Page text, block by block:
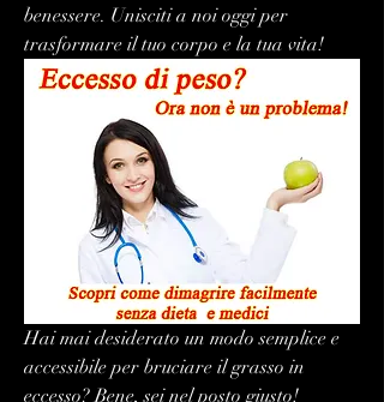
benessere. Unisciti a noi oggi per
trasformare il tuo corpo e la tua vita!
Hai mai desiderato un modo semplice e
accessibile per bruciare il grasso in
eccesso? Bene, sei nel posto giusto!